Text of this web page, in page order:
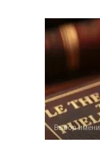
Выбор имени